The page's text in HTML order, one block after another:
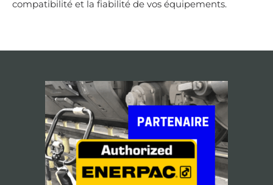
compatibilité et la fiabilité de vos équipements.